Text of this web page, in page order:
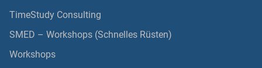
TimeStudy Consulting
SMED – Workshops (Schnelles Rüsten)
Workshops